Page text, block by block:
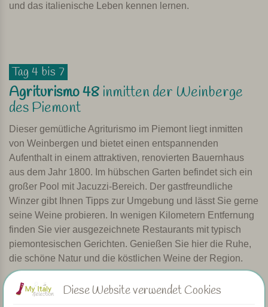
und das italienische Leben kennen lernen.
Tag 4 bis 7
Agriturismo 48 inmitten der Weinberge
des Piemont
Dieser gemütliche Agriturismo im Piemont liegt inmitten
von Weinbergen und bietet einen entspannenden
Aufenthalt in einem attraktiven, renovierten Bauernhaus
aus dem Jahr 1800. Im hübschen Garten befindet sich ein
großer Pool mit Jacuzzi-Bereich. Der gastfreundliche
Winzer gibt Ihnen Tipps zur Umgebung und lässt Sie gerne
seine Weine probieren. In wenigen Kilometern Entfernung
finden Sie vier ausgezeichnete Restaurants mit typisch
piemontesischen Gerichten. Genießen Sie hier die Ruhe,
die schöne Natur und die köstlichen Weine der Region.
Zimmer Diese Website verwendet Cookies